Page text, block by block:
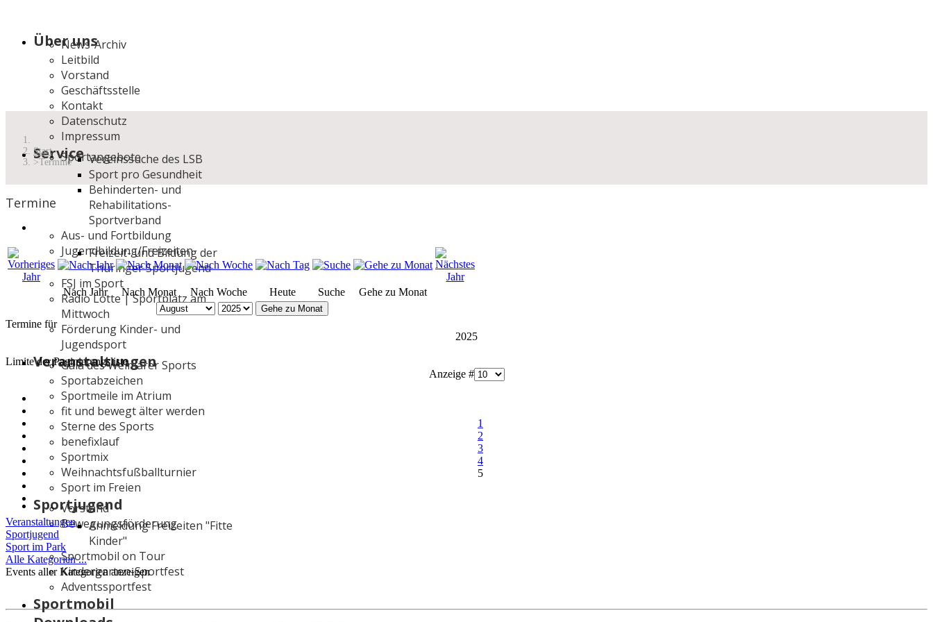
Über uns
News-Archiv
Leitbild
Vorstand
Geschäftsstelle
Kontakt
Datenschutz
Impressum
ServiceSportangebote
Vereinssuche des LSB
Sport pro Gesundheit
Behinderten- und
Rehabilitations-
Sportverband
Aus- und Fortbildung
Jugendbildung/Freizeiten
Freizeit- und Bildung der
Thüringer Sportjugend
FSJ im Sport
Radio Lotte | Sportplatz am
Mittwoch
Förderung Kinder- und
Jugendsport
Veranstaltungen
Gala des Weimarer Sports
Sportabzeichen
Sportmeile im Atrium
fit und bewegt älter werden
Sterne des Sports
benefixlauf
Sportmix
Weihnachtsfußballturnier
Sport im Freien
Sportjugend
Vorstand
Bewegungsförderung
Anmeldung Freizeiten "Fitte
Kinder"
Sportmobil on Tour
Kindergarten-Sportfest
Adventssportfest
Sportmobil
Start
Termine
Termine
Nach Jahr Nach Monat Nach Woche Heute Suche Gehe zu Monat
Gehe zu Monat
Termine für
2025
Limite der Paginierungsliste
Anzeige #
1
2
3
4
5
Veranstaltungen
Sportjugend
Sport im Park
Alle Kategorien ...
Events aller Kategorien anzeigen